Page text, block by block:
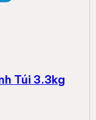
Túi 3.3kg